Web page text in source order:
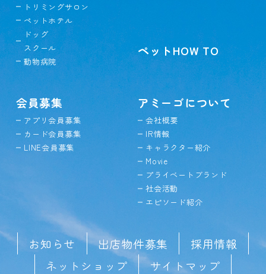
トリミングサロン
ペットホテル
ドッグ
スクール
動物病院
ペットHOW TO
会員募集
アプリ会員募集
カード会員募集
LINE会員募集
アミーゴについて
会社概要
IR情報
キャラクター紹介
Movie
プライベートブランド
社会活動
エピソード紹介
お知らせ 出店物件募集
採用情報
ネットショップ
サイトマップ